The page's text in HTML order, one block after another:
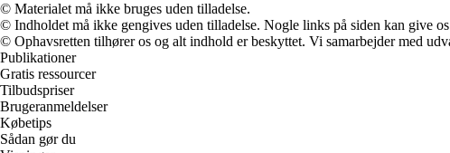
© Materialet må ikke bruges uden tilladelse.
© Indholdet må ikke gengives uden tilladelse. Nogle links på siden kan give
© Ophavsretten tilhører os og alt indhold er beskyttet. Vi samarbejder med
Publikationer
Gratis ressourcer
Tilbudspriser
Brugeranmeldelser
Købetips
Sådan gør du